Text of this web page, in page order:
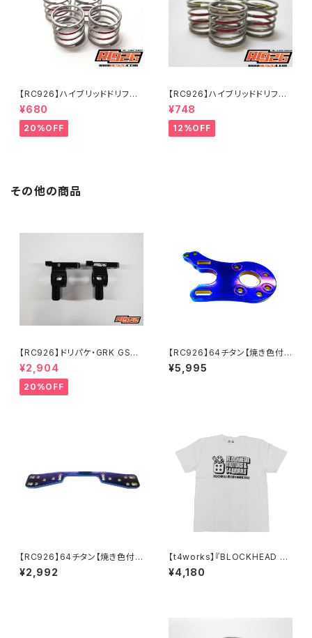
【RC926】ハイブリッドドリフト
スプリング【ツイン】 ミディアム-
1.2 レッド（4個入り） KN-D
ST04
¥680
20%OFF
【RC926】ハイブリッドドリフト
スプリング【ツイン】 ミディアム-
1.4 レッド（4個入り） KN-D
ST14
¥748
12%OFF
その他の商品
【RC926】ドリパケ・GRK GS2
MOD./EVO用 アルミリアハブキ
ャリアType-2 0度 ブラック K
N-DP53BK
¥2,904
20%OFF
【RC926】64チタン【焼き色付
き】モーターマウント RDX用
KN-RDX06
¥5,995
【RC926】64チタン【焼き色付
き】リアボディマウント RDX
用 KN-RDX04
¥2,992
【t4works】『BLOCKHEAD M
OTORS & t4works』コラボＴ
シャツ ビンテージホワイト Lサ
¥4,180